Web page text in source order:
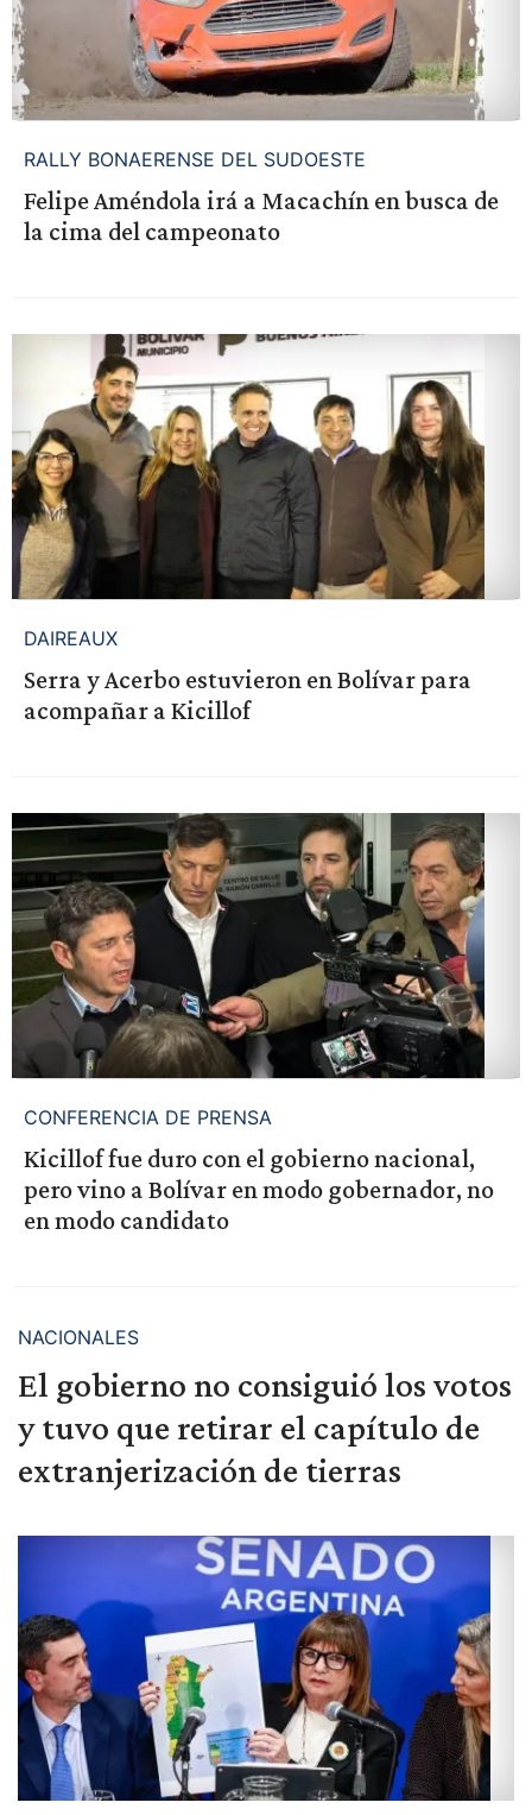
RALLY BONAERENSE DEL SUDOESTE
Felipe Améndola irá a Macachín en busca de
la cima del campeonato
DAIREAUX
Serra y Acerbo estuvieron en Bolívar para
acompañar a Kicillof
CONFERENCIA DE PRENSA
Kicillof fue duro con el gobierno nacional,
pero vino a Bolívar en modo gobernador, no
en modo candidato
NACIONALES
El gobierno no consiguió los votos
y tuvo que retirar el capítulo de
extranjerización de tierras